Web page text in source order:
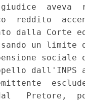
aveva
dalla Corte
un
sociale
dall'INPS
Pretore,